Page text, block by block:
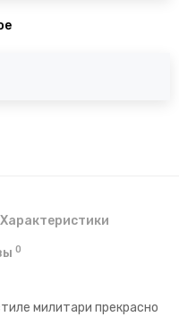
Характеристики
0
милитари прекрасно